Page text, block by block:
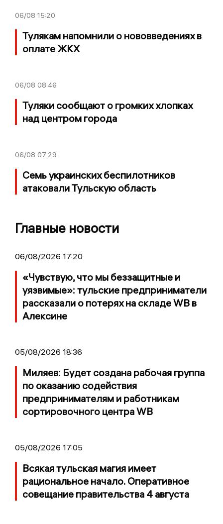
06/08 15:20
Тулякам напомнили о нововведениях в
оплате ЖКХ
06/08 08:46
Туляки сообщают о громких хлопках
над центром города
06/08 07:29
Семь украинских беспилотников
атаковали Тульскую область
Главные новости
06/08/2026 17:20
«Чувствую, что мы беззащитные и
уязвимые»: тульские предприниматели
рассказали о потерях на складе WB в
Алексине
05/08/2026 18:36
Миляев: Будет создана рабочая группа
по оказанию содействия
предпринимателям и работникам
сортировочного центра WB
05/08/2026 17:05
Всякая тульская магия имеет
рациональное начало. Оперативное
совещание правительства 4 августа